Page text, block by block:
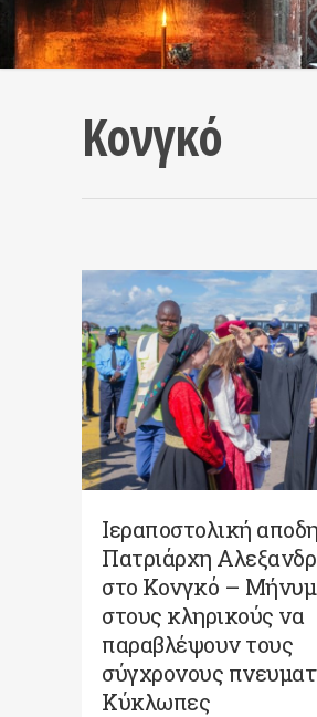
Κονγκό
Ιεραποστολική
Πατριάρχη
στο Κονγκό –
στους κληρικούς να
παραβλέψουν τους
σύγχρονους
Κύκλωπες